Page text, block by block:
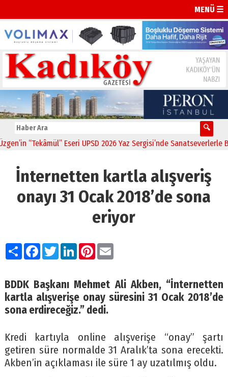
MENÜ ☰
“Tekâmül” Eseri UPSD 2026 Yaz Sergisi’nde Sanatseverlerle
İnternetten kartla alışveriş
onayı 31 Ocak 2018’de sona
eriyor
PaylaşFacebook
TwitterLinkedIn
Pinterest
Email
BDDK Başkanı Mehmet Ali Akben, “İnternetten
kartla alışverişe onay süresini 31 Ocak 2018’de
sona erdireceğiz.” dedi.
Kredi kartıyla online alışverişe “onay” şartı
getiren süre normalde 31 Aralık’ta sona erecekti.
Akben’in açıklaması ile süre 1 ay uzatılmış oldu.